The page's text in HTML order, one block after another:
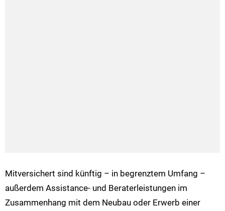
Mitversichert sind künftig – in begrenztem Umfang –
außerdem Assistance- und Beraterleistungen im
Zusammenhang mit dem Neubau oder Erwerb einer